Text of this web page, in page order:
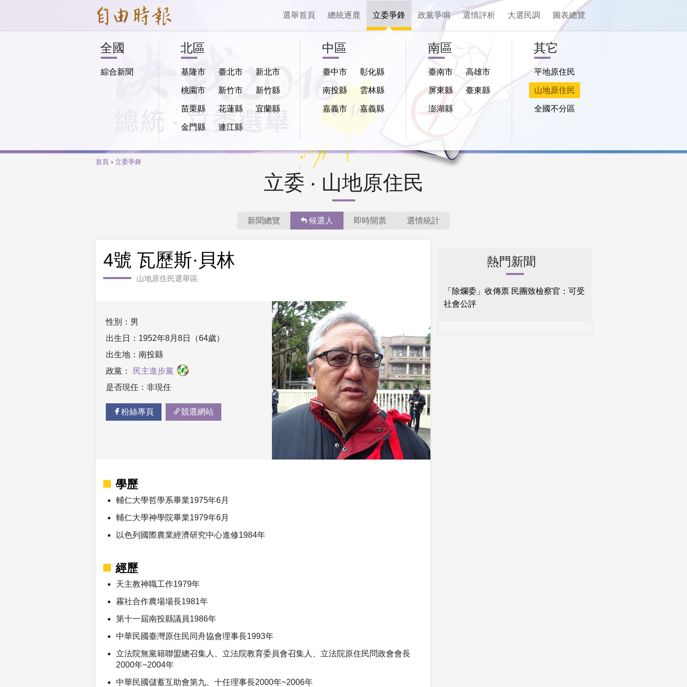
選舉首頁 總統逐鹿 立委爭鋒 政黨爭鳴 選情評析 大選民調 圖表總覽
全國
綜合新聞
北區
基隆市 臺北市 新北市
桃園市 新竹市 新竹縣
苗栗縣 花蓮縣 宜蘭縣
金門縣 連江縣
中區
臺中市 彰化縣
南投縣 雲林縣
嘉義市 嘉義縣
南區
臺南市 高雄市
屏東縣 臺東縣
澎湖縣
其它
平地原住民
山地原住民
全國不分區
首頁 › 立委爭鋒
立委 ‧ 山地原住民
新聞總覽 候選人 即時開票 選情統計
4號 瓦歷斯·貝林
山地原住民選舉區
性別：男
出生日：1952年8月8日（64歲）
出生地：南投縣
政黨：
民主進步黨
是否現任：非現任
粉絲專頁 競選網站
學歷
輔仁大學哲學系畢業1975年6月
輔仁大學神學院畢業1979年6月
以色列國際農業經濟研究中心進修1984年
經歷
天主教神職工作1979年
霧社合作農場場長1981年
第十一屆南投縣議員1986年
中華民國臺灣原住民同舟協會理事長1993年
立法院無黨籍聯盟總召集人、立法院教育委員會召集人、立法院原住民問政會會長
2000年~2004年
中華民國儲蓄互助會第九、十任理事長2000年~2006年
熱門新聞
「除爛委」收傳票 民團致檢察官：可受
社會公評